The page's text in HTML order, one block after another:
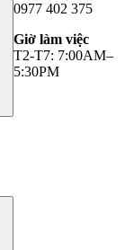
0977 402 375
Giờ làm việc
T2-T7: 7:00AM–
5:30PM